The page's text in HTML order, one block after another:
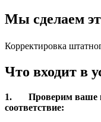
Мы сделаем
Корректировка
Что входит в
1. Проверим ваше
соответствие: